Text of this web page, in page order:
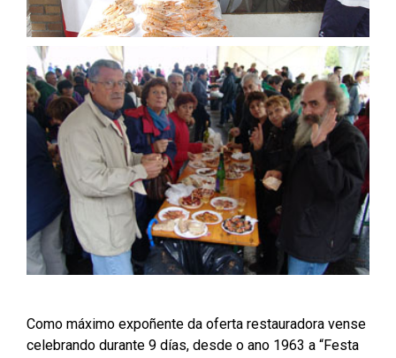
Como máximo expoñente da oferta restauradora vense
celebrando durante 9 días, desde o ano 1963 a “Festa